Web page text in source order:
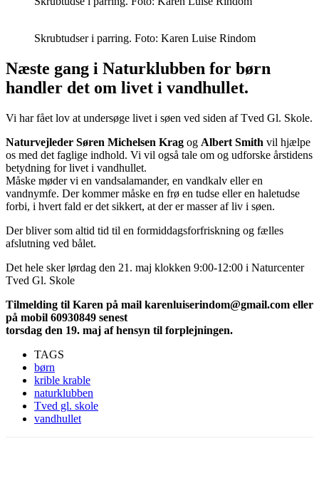
Skrubtudser i parring. Foto: Karen Luise Rindom
Næste gang i Naturklubben for børn
handler det om livet i vandhullet.
Vi har fået lov at undersøge livet i søen ved siden af Tved Gl. Skole.
Naturvejleder Søren Michelsen Krag og Albert Smith vil hjælpe
os med det faglige indhold. Vi vil også tale om og udforske årstidens
betydning for livet i vandhullet.
Måske møder vi en vandsalamander, en vandkalv eller en
vandnymfe. Der kommer måske en frø en tudse eller en haletudse
forbi, i hvert fald er det sikkert, at der er masser af liv i søen.
Der bliver som altid tid til en formiddagsforfriskning og fælles
afslutning ved bålet.
Det hele sker lørdag den 21. maj klokken 9:00-12:00 i Naturcenter
Tved Gl. Skole
Tilmelding til Karen på mail karenluiserindom@gmail.com eller
på mobil 60930849 senest
torsdag den 19. maj af hensyn til forplejningen.
TAGS
børn
krible krable
naturklubben
Tved gl. skole
vandhullet